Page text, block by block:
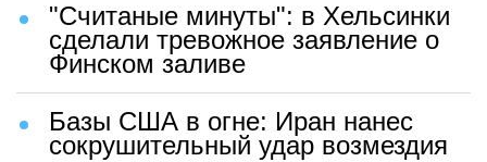
"Считаные минуты": в Хельсинки
сделали тревожное заявление о
Финском заливе
Базы США в огне: Иран нанес
сокрушительный удар возмездия